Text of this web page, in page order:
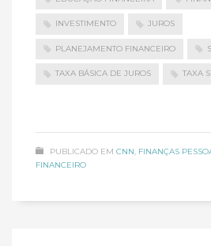
INVESTIMENTO JUROS
PLANEJAMENTO FINANCEIRO
TAXA BÁSICA DE JUROS TAXA
PUBLICADO EM CNN FINANÇAS
FINANCEIRO